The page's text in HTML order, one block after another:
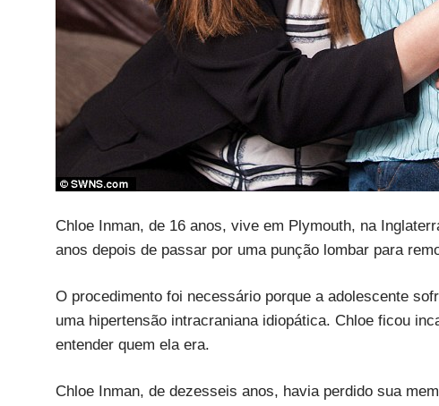
Chloe Inman, de 16 anos, vive em Plymouth, na
anos depois de passar por uma punção lombar para
O procedimento foi necessário porque a adolescente
uma hipertensão intracraniana idiopática. Chloe ficou
entender quem ela era.
Chloe Inman, de dezesseis anos, havia perdido sua